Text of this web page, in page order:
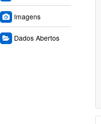
Imagens
Dados Abertos